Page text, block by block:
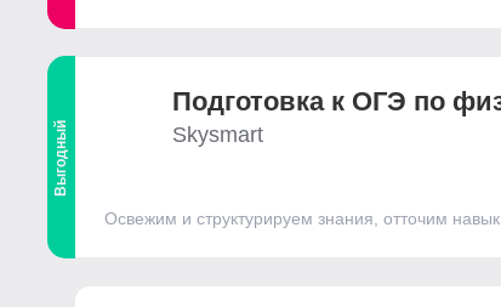
Выгодный
Подготовка к ОГЭ по
Skysmart
Освежим и структурируем знания, отточим